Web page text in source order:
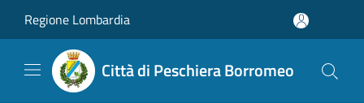
Regione Lombardia
Città di Peschiera Borromeo